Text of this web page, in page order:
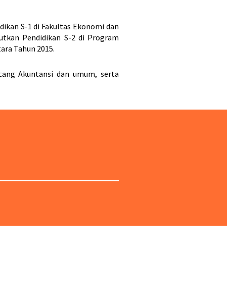
S-1 di Fakultas Ekonomi dan
Pendidikan S-2 di Program
Tahun 2015.
Akuntansi dan umum, serta